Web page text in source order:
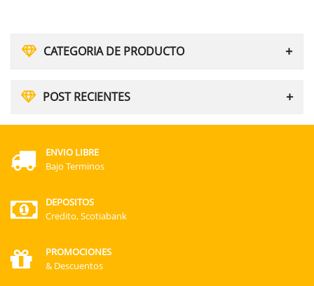
CATEGORIA DE PRODUCTO
POST RECIENTES
ENVIO LIBRE
Bajo Terminos
DEPOSITOS
Credito, Scotiabank
PROMOCIONES
& Descuentos